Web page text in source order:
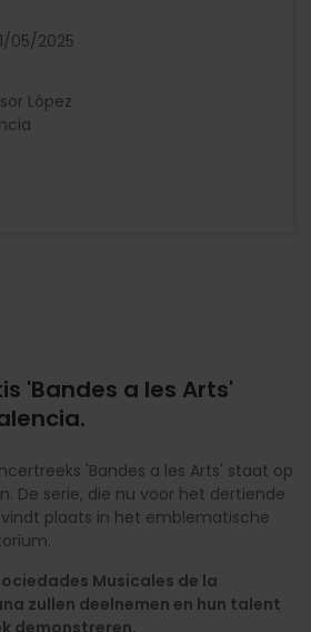
05/2025
López
'Bandes a les Arts'
'Bandes a les Arts' staat op
De serie, die nu voor het dertiende
plaats in het emblematische
Musicales de la
zullen deelnemen en hun talent
demonstreren.